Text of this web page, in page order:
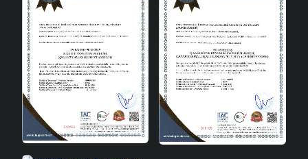
davetkar bir atmosfer yaratmak için ideal bir seçimdir.
Şıklığı ve işlevselliği bir arada sunan bu abajur, her türlü iç
mekan dekorasyonunu tamamlayan zarif bir aydınlatma
çözümüdür. Seramik abajurlar kategorisinde öne çıkan bu
ürün, yaşam alanlarınızı zenginleştirir ve estetik bir
dokunuş katar.